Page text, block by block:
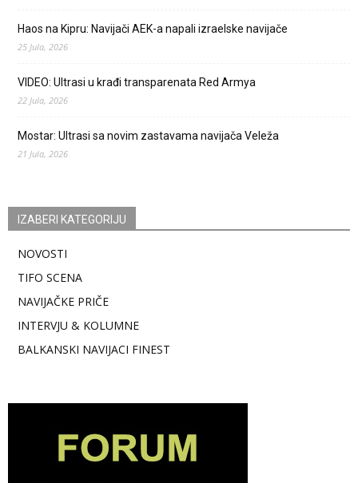
Haos na Kipru: Navijači AEK-a napali izraelske navijače
25 Jula, 2026
VIDEO: Ultrasi u krađi transparenata Red Armya
22 Jula, 2026
Mostar: Ultrasi sa novim zastavama navijača Veleža
21 Jula, 2026
IZABERI KATEGORIJU
NOVOSTI
TIFO SCENA
NAVIJAČKE PRIČE
INTERVJU & KOLUMNE
BALKANSKI NAVIJACI FINEST